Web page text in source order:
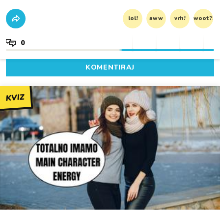
lol! aww vrh! woot?!
0
KOMENTIRAJ
KVIZ